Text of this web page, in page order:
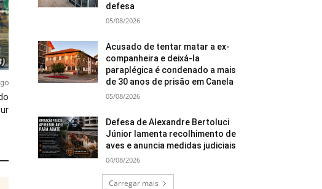
defesa
05/08/2026
Acusado de tentar matar a ex-
companheira e deixá-la
paraplégica é condenado a mais
de 30 anos de prisão em Canela
05/08/2026
Defesa de Alexandre Bertoluci
Júnior lamenta recolhimento de
aves e anuncia medidas judiciais
04/08/2026
Carregar mais